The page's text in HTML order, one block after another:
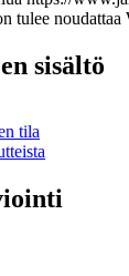
tulee
sisältö
tila